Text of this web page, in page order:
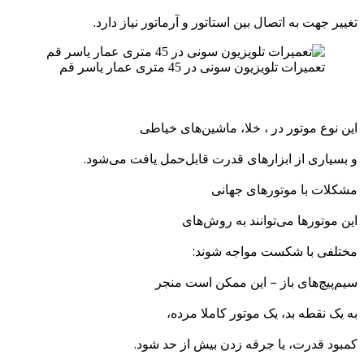
جهت به اتصال بین استاتور و آرماتور نیاز دارد.
تعمیرات تلویزیون سونی در 45 متری عمار یاسر قم
نوع موتور در ، خلا، ماشین‌های خیاطی
از ابزارهای قدرت قابل‌حمل یافت می‌شود.
با موتورهای جهانی
موتورها می‌توانند به روش‌های
با شکست مواجه شوند:
باز – این ممکن است منجر
یک نقطه بد، یک موتور کاملا مرده،
قدرت، یا جرقه زدن بیش از حد شود.